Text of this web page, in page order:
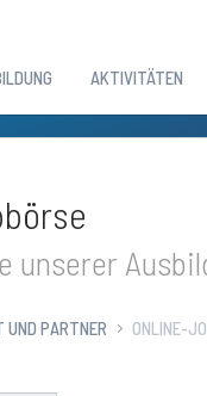
AKTIVITÄTEN
unserer
UND PARTNER ONLINE-